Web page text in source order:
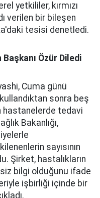
yetkililer, kırmızı
verilen bir bileşen
tesisi denetledi.
Özür Diledi
Cuma günü
sonra beş
hastanelerde tedavi
Bakanlığı,
sayısının
Şirket, hastalıkların
bilgi olduğunu ifade
işbirliği içinde bir